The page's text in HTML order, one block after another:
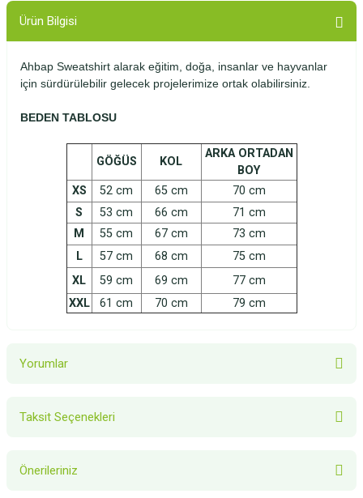
Ürün Bilgisi
Ahbap Sweatshirt alarak eğitim, doğa, insanlar ve hayvanlar
için sürdürülebilir gelecek projelerimize ortak olabilirsiniz.
BEDEN TABLOSU
GÖĞÜS KOL
ARKA ORTADAN
BOY
XS
52 cm 65 cm
70 cm
S
53 cm 66 cm
71 cm
M
55 cm 67 cm
73 cm
L
57 cm 68 cm
75 cm
XL
59 cm 69 cm
77 cm
XXL
61 cm 70 cm 79 cm
Yorumlar
Taksit Seçenekleri
Önerileriniz